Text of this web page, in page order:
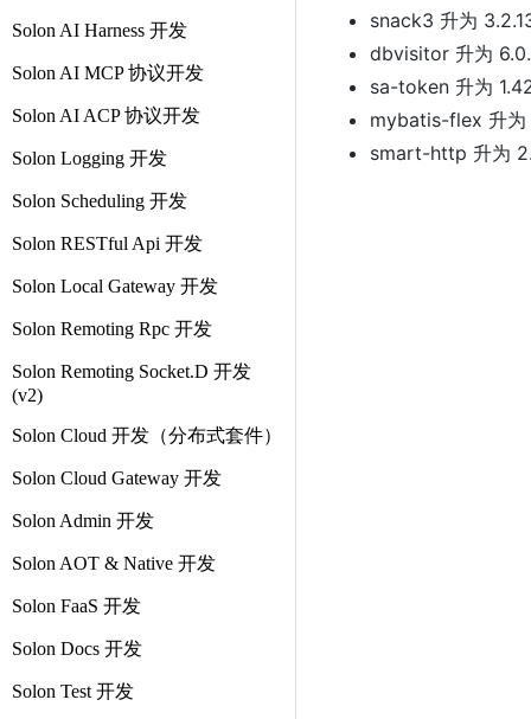
Solon AI Harness 开发
Solon AI MCP 协议开发
Solon AI ACP 协议开发
Solon Logging 开发
Solon Scheduling 开发
Solon RESTful Api 开发
Solon Local Gateway 开发
Solon Remoting Rpc 开发
Solon Remoting Socket.D 开发
(v2)
Solon Cloud 开发（分布式套件）
Solon Cloud Gateway 开发
Solon Admin 开发
Solon AOT & Native 开发
Solon FaaS 开发
Solon Docs 开发
Solon Test 开发
snack3 升为
dbvisitor 升为
sa-token 升为
mybatis-flex 升为
smart-http 升为